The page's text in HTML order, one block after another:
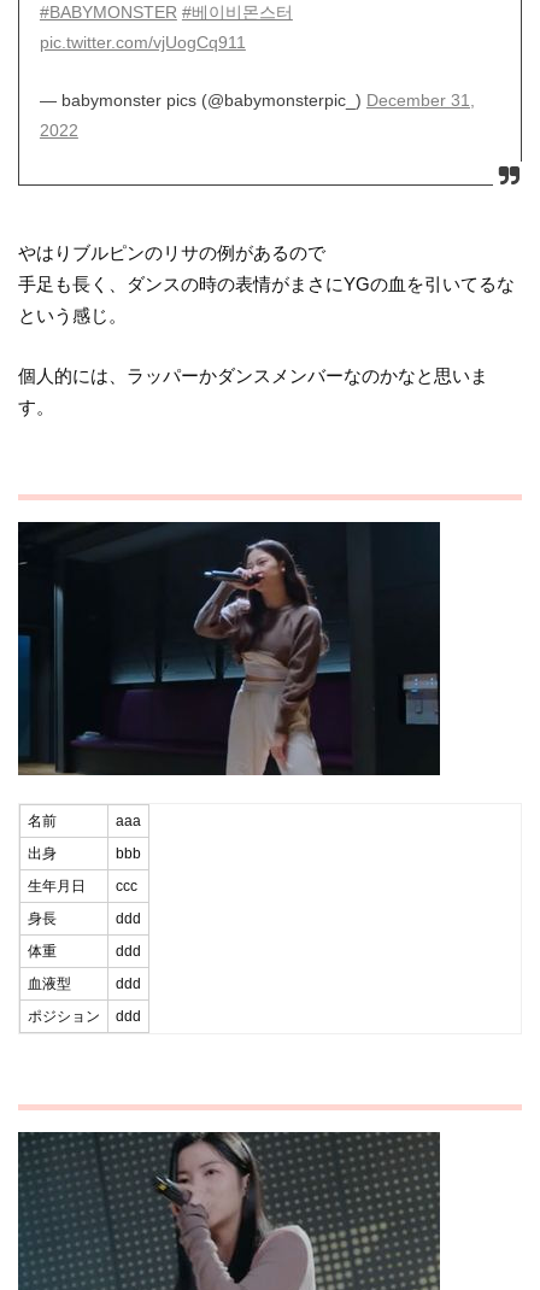
#BABYMONSTER #베이비몬스터
pic.twitter.com/vjUogCq911
— babymonster pics (@babymonsterpic_) December 31,
2022
やはりブルピンのリサの例があるので
手足も長く、ダンスの時の表情がまさにYGの血を引いてるな
という感じ。
個人的には、ラッパーかダンスメンバーなのかなと思いま
す。
名前
aaa
出身
bbb
生年月日
ccc
身長
ddd
体重
ddd
血液型
ddd
ポジション
ddd